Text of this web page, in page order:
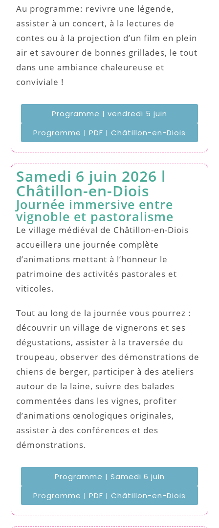
Au programme: revivre une légende,
assister à un concert, à la lectures de
contes ou à la projection d’un film en plein
air et savourer de bonnes grillades, le tout
dans une ambiance chaleureuse et
conviviale !
Programme | vendredi 5 juin
Programme | PDF | Châtillon-en-Diois
Samedi 6 juin 2026 l
Châtillon-en-Diois
Journée immersive entre
vignoble et pastoralisme
Le village médiéval de Châtillon-en-Diois
accueillera une journée complète
d’animations mettant à l’honneur le
patrimoine des activités pastorales et
viticoles.
Tout au long de la journée vous pourrez :
découvrir un village de vignerons et ses
dégustations, assister à la traversée du
troupeau, observer des démonstrations de
chiens de berger, participer à des ateliers
autour de la laine, suivre des balades
commentées dans les vignes, profiter
d’animations œnologiques originales,
assister à des conférences et des
démonstrations.
Programme | Samedi 6 juin
Programme | PDF | Châtillon-en-Diois